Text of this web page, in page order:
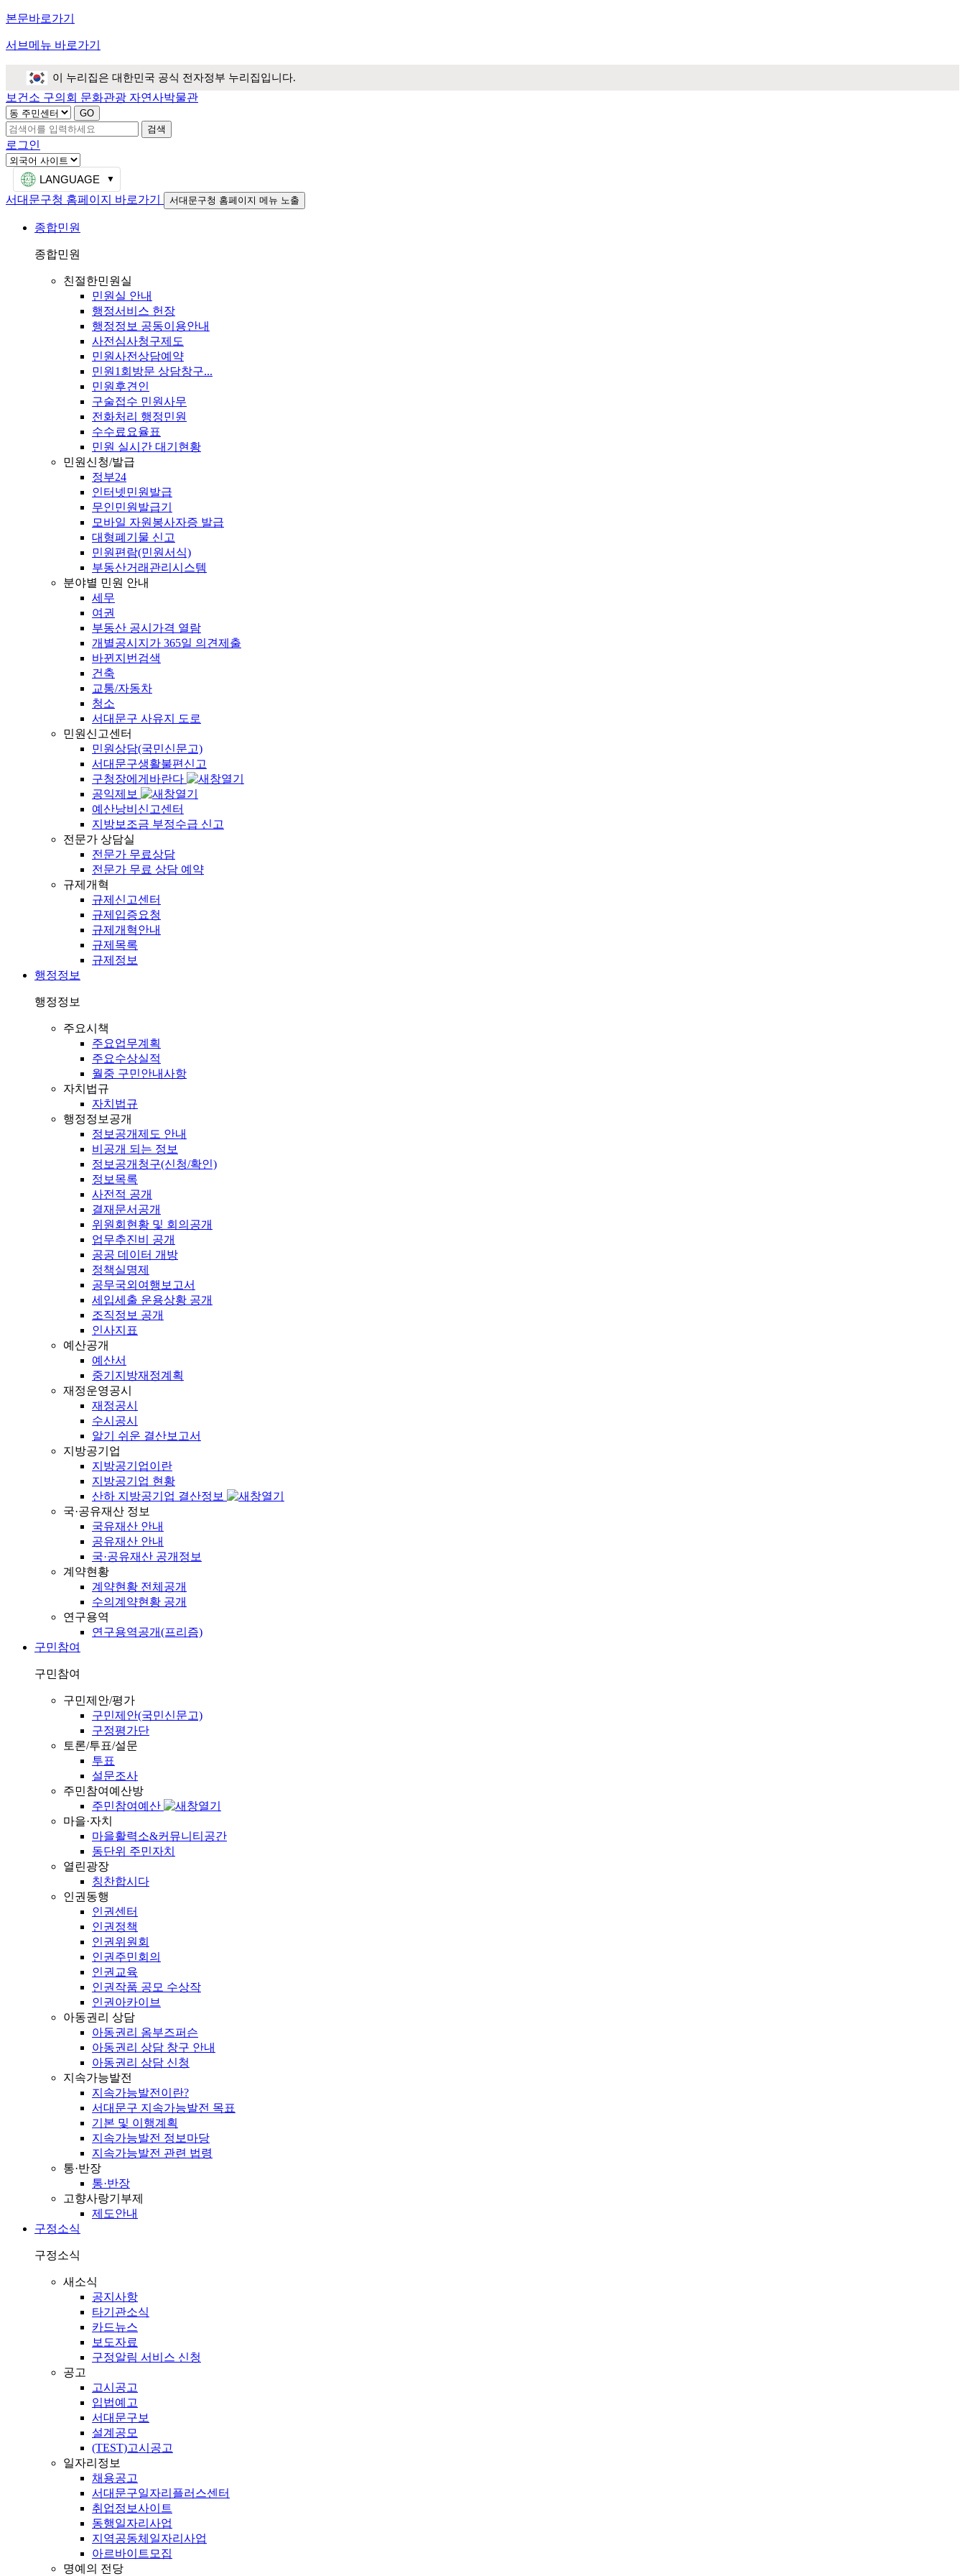
본문바로가기
서브메뉴 바로가기
이 누리집은 대한민국 공식 전자정부 누리집입니다.
보건소 구의회 문화관광 자연사박물관
검색
로그인
LANGUAGE
서대문구청 홈페이지 바로가기
서대문구청 홈페이지 메뉴 노출
종합민원
종합민원
친절한민원실
민원실 안내
행정서비스 헌장
행정정보 공동이용안내
사전심사청구제도
민원사전상담예약
민원1회방문 상담창구...
민원후견인
구술접수 민원사무
전화처리 행정민원
수수료요율표
민원 실시간 대기현황
민원신청/발급
정부24
인터넷민원발급
무인민원발급기
모바일 자원봉사자증 발급
대형폐기물 신고
민원편람(민원서식)
부동산거래관리시스템
분야별 민원 안내
세무
여권
부동산 공시가격 열람
개별공시지가 365일 의견제출
바뀐지번검색
건축
교통/자동차
청소
서대문구 사유지 도로
민원신고센터
민원상담(국민신문고)
서대문구생활불편신고
구청장에게바란다
공익제보
예산낭비신고센터
지방보조금 부정수급 신고
전문가 상담실
전문가 무료상담
전문가 무료 상담 예약
규제개혁
규제신고센터
규제입증요청
규제개혁안내
규제목록
규제정보
행정정보
행정정보
주요시책
주요업무계획
주요수상실적
월중 구민안내사항
자치법규
자치법규
행정정보공개
정보공개제도 안내
비공개 되는 정보
정보공개청구(신청/확인)
정보목록
사전적 공개
결재문서공개
위원회현황 및 회의공개
업무추진비 공개
공공 데이터 개방
정책실명제
공무국외여행보고서
세입세출 운용상황 공개
조직정보 공개
인사지표
예산공개
예산서
중기지방재정계획
재정운영공시
재정공시
수시공시
알기 쉬운 결산보고서
지방공기업
지방공기업이란
지방공기업 현황
산하 지방공기업 결산정보
국·공유재산 정보
국유재산 안내
공유재산 안내
국·공유재산 공개정보
계약현황
계약현황 전체공개
수의계약현황 공개
연구용역
연구용역공개(프리즘)
구민참여
구민참여
구민제안/평가
구민제안(국민신문고)
구정평가단
토론/투표/설문
투표
설문조사
주민참여예산방
주민참여예산
마을·자치
마을활력소&커뮤니티공간
동단위 주민자치
열린광장
칭찬합시다
인권동행
인권센터
인권정책
인권위원회
인권주민회의
인권교육
인권작품 공모 수상작
인권아카이브
아동권리 상담
아동권리 옴부즈퍼슨
아동권리 상담 창구 안내
아동권리 상담 신청
지속가능발전
지속가능발전이란?
서대문구 지속가능발전 목표
기본 및 이행계획
지속가능발전 정보마당
지속가능발전 관련 법령
통·반장
통·반장
고향사랑기부제
제도안내
구정소식
구정소식
새소식
공지사항
타기관소식
카드뉴스
보도자료
구정알림 서비스 신청
공고
고시공고
입법예고
서대문구보
설계공모
(TEST)고시공고
일자리정보
채용공고
서대문구일자리플러스센터
취업정보사이트
동행일자리사업
지역공동체일자리사업
아르바이트모집
명예의 전당